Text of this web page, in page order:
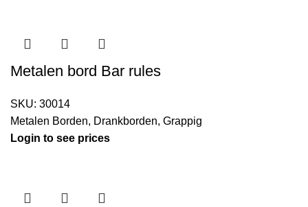
Metalen bord Bar rules
SKU: 30014
Metalen Borden, Drankborden, Grappig
Login to see prices